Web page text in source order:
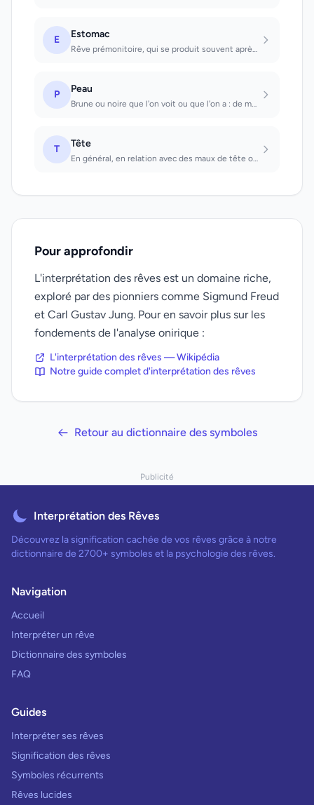
E Estomac
Rêve prémonitoire, qui se produit souvent après un repas abondant; mise en garde...
P Peau
Brune ou noire que l'on voit ou que l'on a : de mauvaises intentions sont dévoil...
T Tête
En général, en relation avec des maux de tête ou de la fièvre; se méfier d'autre...
Pour approfondir
L'interprétation des rêves est un domaine riche,
exploré par des pionniers comme Sigmund Freud
et Carl Gustav Jung. Pour en savoir plus sur les
fondements de l'analyse onirique :
L'interprétation des rêves — Wikipédia
Notre guide complet d'interprétation des rêves
Retour au dictionnaire des symboles
Publicité
Interprétation des Rêves
Découvrez la signification cachée de vos rêves grâce à notre
dictionnaire de 2700+ symboles et la psychologie des rêves.
Navigation
Accueil
Interpréter un rêve
Dictionnaire des symboles
FAQ
Guides
Interpréter ses rêves
Signification des rêves
Symboles récurrents
Rêves lucides